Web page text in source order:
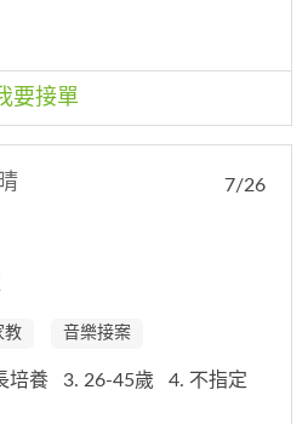
要接單
7/26
教 音樂接案
培養 3. 26-45歲
4. 不指定